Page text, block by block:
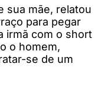
sua mãe, relatou
para pegar
irmã com o short
o homem,
se de um